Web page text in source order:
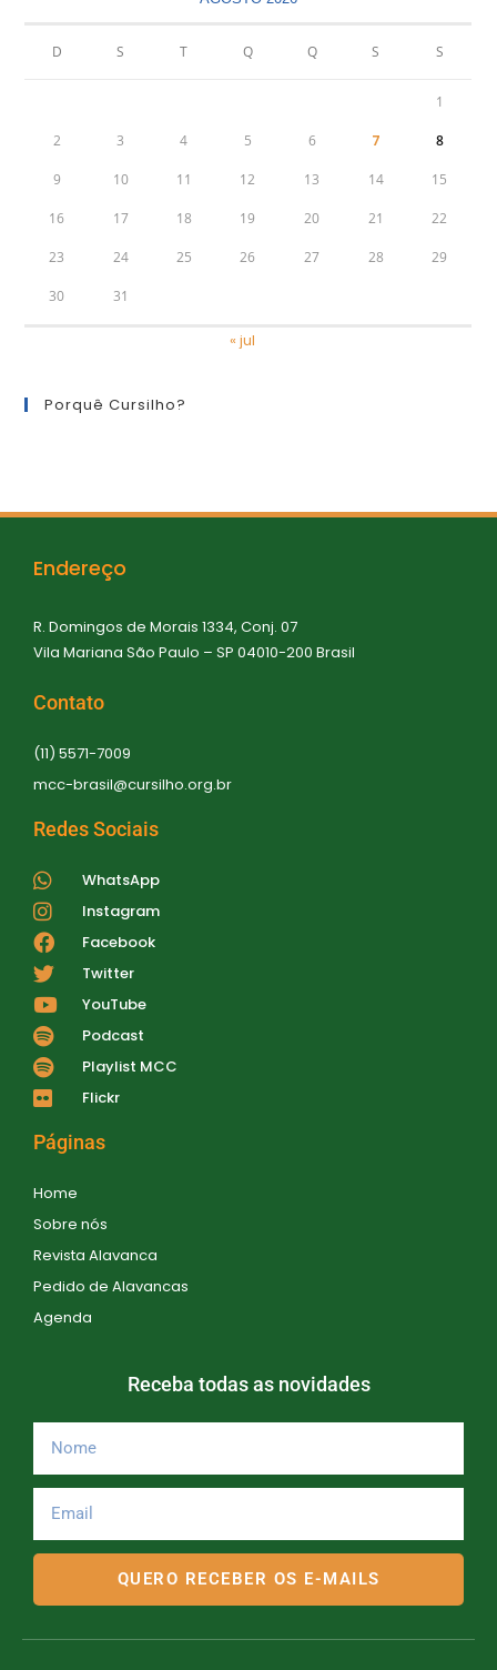
D S T Q Q S S
1
2 3 4 5 6 7 8
9 10 11 12 13 14 15
16 17 18 19 20 21 22
23 24 25 26 27 28 29
30 31
« jul
Porquê Cursilho?
Endereço
R. Domingos de Morais 1334, Conj. 07
Vila Mariana São Paulo – SP 04010-200 Brasil
Contato
(11) 5571-7009
mcc-brasil@cursilho.org.br
Redes Sociais
WhatsApp
Instagram
Facebook
Twitter
YouTube
Podcast
Playlist MCC
Flickr
Páginas
Home
Sobre nós
Revista Alavanca
Pedido de Alavancas
Agenda
Receba todas as novidades
QUERO RECEBER OS E-MAILS